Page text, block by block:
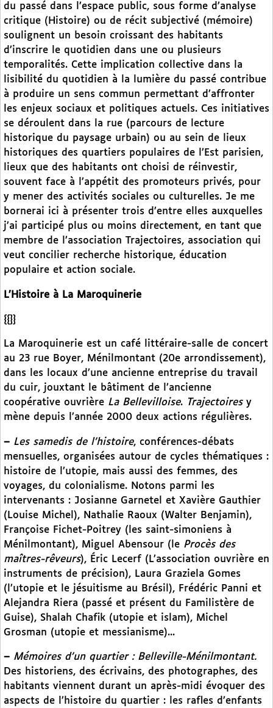
du passé dans l’espace public, sous forme d’analyse
critique (Histoire) ou de récit subjectivé (mémoire)
soulignent un besoin croissant des habitants
d’inscrire le quotidien dans une ou plusieurs
temporalités. Cette implication collective dans la
lisibilité du quotidien à la lumière du passé contribue
à produire un sens commun permettant d’affronter
les enjeux sociaux et politiques actuels. Ces initiatives
se déroulent dans la rue (parcours de lecture
historique du paysage urbain) ou au sein de lieux
historiques des quartiers populaires de l’Est parisien,
lieux que des habitants ont choisi de réinvestir,
souvent face à l’appétit des promoteurs privés, pour
y mener des activités sociales ou culturelles. Je me
bornerai ici à présenter trois d’entre elles auxquelles
j’ai participé plus ou moins directement, en tant que
membre de l’association Trajectoires, association qui
veut concilier recherche historique, éducation
populaire et action sociale.
L’Histoire à La Maroquinerie
{{}}
La Maroquinerie est un café littéraire-salle de concert
au 23 rue Boyer, Ménilmontant (20e arrondissement),
dans les locaux d’une ancienne entreprise du travail
du cuir, jouxtant le bâtiment de l’ancienne
coopérative ouvrière La Bellevilloise. Trajectoiresy
mène depuis l’année 2000 deux actions régulières.
– Les samedis de l’histoire, conférences-débats
mensuelles, organisées autour de cycles thématiques :
histoire de l’utopie, mais aussi des femmes, des
voyages, du colonialisme. Notons parmi les
intervenants : Josianne Garnetel et Xavière Gauthier
(Louise Michel), Nathalie Raoux (Walter Benjamin),
Françoise Fichet-Poitrey (les saint-simoniens à
Ménilmontant), Miguel Abensour (le Procès des
maîtres-rêveurs), Éric Lecerf (L’association ouvrière en
instruments de précision), Laura Graziela Gomes
(l’utopie et le jésuitisme au Brésil), Frédéric Panni et
Alejandra Riera (passé et présent du Familistère de
Guise), Shalah Chafik (utopie et islam), Michel
Grosman (utopie et messianisme)...
– Mémoires d’un quartier : Belleville-Ménilmontant.
Des historiens, des écrivains, des photographes, des
habitants viennent durant un après-midi évoquer des
aspects de l’histoire du quartier : les rafles d’enfants